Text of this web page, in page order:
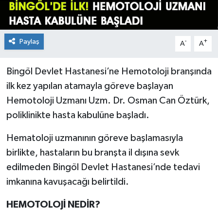
Paylaş A- A+
Bingöl Devlet Hastanesi’ne Hemotoloji branşında
ilk kez yapılan atamayla göreve başlayan
Hemotoloji Uzmanı Uzm. Dr. Osman Can Öztürk,
poliklinikte hasta kabulüne başladı.
Hematoloji uzmanının göreve başlamasıyla
birlikte, hastaların bu branşta il dışına sevk
edilmeden Bingöl Devlet Hastanesi’nde tedavi
imkanına kavuşacağı belirtildi.
HEMOTOLOJİ NEDİR?
SAĞLIK
SİYASET
YAYLADERE